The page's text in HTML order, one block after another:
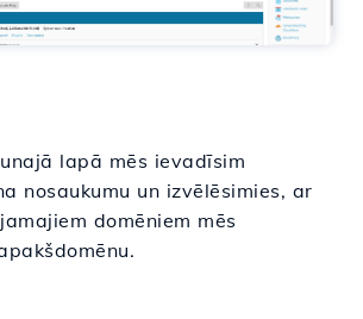
lapā mēs ievadīsim
nosaukumu un izvēlēsimies, ar
domēniem mēs